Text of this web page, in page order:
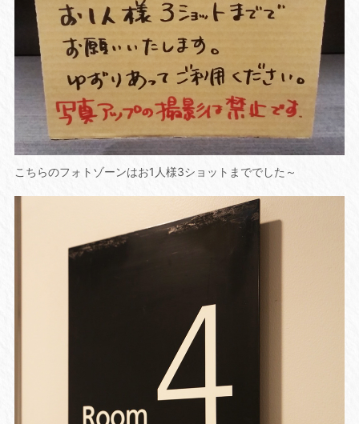
こちらのフォトゾーンはお1人様3ショットまででした～